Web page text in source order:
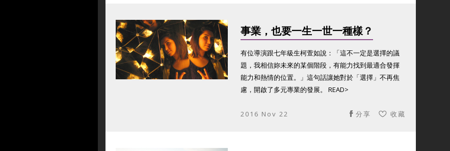
事業，也要一生一世一種樣？
有位導演跟七年級生柯萱如說：「這不一定是選擇的議
題，我相信妳未來的某個階段，有能力找到最適合發揮
能力和熱情的位置。」這句話讓她對於「選擇」不再焦
慮，開啟了多元專業的發展。 READ>
2016 Nov 22 收藏
分享